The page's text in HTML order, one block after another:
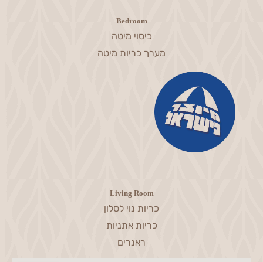
Bedroom
כיסוי מיטה
מערך כריות מיטה
Living Room
כריות נוי לסלון
כריות אתניות
ראנרים